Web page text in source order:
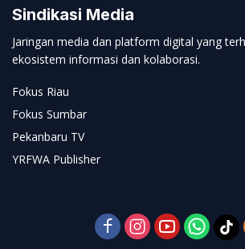
Sindikasi Media
Jaringan media dan platform digital yang
ekosistem informasi dan kolaborasi.
Fokus Riau
Fokus Sumbar
Pekanbaru TV
YRFWA Publisher